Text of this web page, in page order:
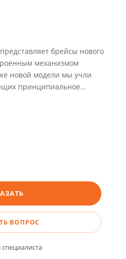
брейсы нового
механизмом
новой модели мы учли
принципиальное
Весь мировой и
для эффективного и
ВОПРОС